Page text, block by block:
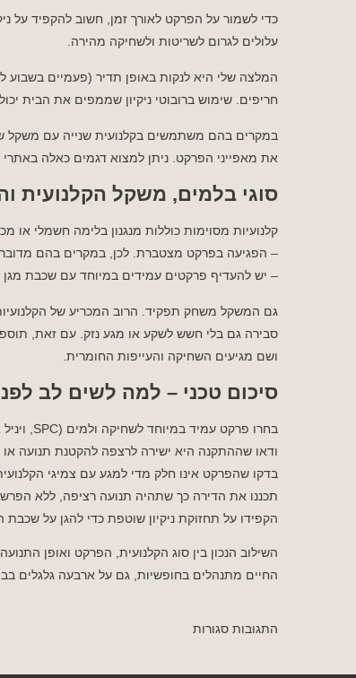
כדי לשמור על הפרקט לאורך זמן, חשוב להקפיד על
עלולים לגרום לשריטות ולשחיקה מהירה.
המלצה שלי היא לנקות באופן תדיר (פעמיים
חריפים. שימוש ברובוטי ניקיון שממפים את הבית
במקרים בהם משתמשים בקלנועית שנייה עם משקל
את מאפייני הפרקט. ניתן למצוא דגמים כאלה
סוגי בלמים, משקל הקלנועית
קלנועיות מסוימות כוללות מנגנון בלימה חשמלי
– הפגיעה בפרקט מצטברת. לכן, במקרים בהם מדובר
– יש להעדיף פרקטים עמידים במיוחד עם שכבת מגן
סבירה גם בלי חשש לשקע או מגע נזק. עם זאת,
ושם מגיעים השחיקה והעייפות החומרית.
סיכום טכני – למה לשים לב
בחרו פרקט עמיד במיוחד לשחיקה ולמים (SPC, ויניל או למינציה בדרגת AC5 ומעלה)
ודאו שההתקנה היא ישירה לרצפה להקטנת תנועה או
בדקו שהפרקט אינו חלק מדי למגע עם צמיגי
תכננו את הדירה כך שתהיה תנועה רציפה, ללא
הקפידו על תחזוקת ניקיון שוטפת כדי להגן על שכבת
השילוב הנכון בין סוג הקלנועית, הפרקט ואופן
החיים מתנהלים בחופשיות, גם על ארבעה גלגלים
התגובות סגורות